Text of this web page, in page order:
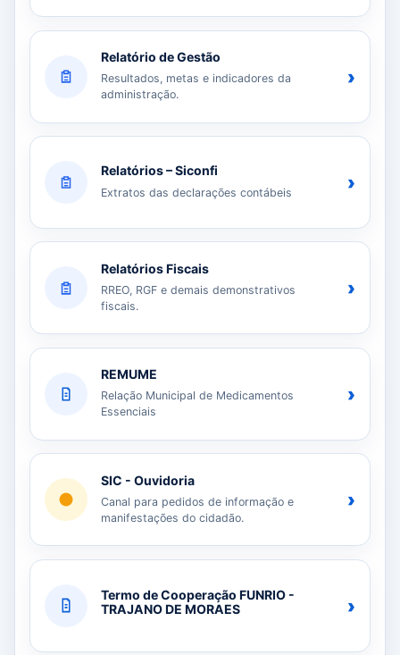
Relatório de Gestão
Resultados, metas e indicadores da
administração.
›
Relatórios – Siconfi
Extratos das declarações contábeis ›
Relatórios Fiscais
RREO, RGF e demais demonstrativos
fiscais.
›
REMUME
Relação Municipal de Medicamentos
Essenciais
›
SIC - Ouvidoria
Canal para pedidos de informação e
manifestações do cidadão.
›
Termo de Cooperação FUNRIO -
TRAJANO DE MORAES
›